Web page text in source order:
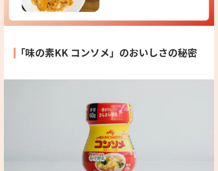
「味の素KK コンソメ」のおいしさの秘密